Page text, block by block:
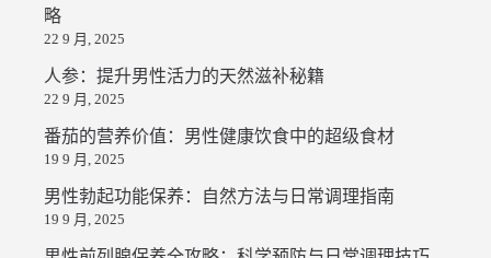
略
22 9 月, 2025
人参：提升男性活力的天然滋补秘籍
22 9 月, 2025
番茄的营养价值：男性健康饮食中的超级食材
19 9 月, 2025
男性勃起功能保养：自然方法与日常调理指南
19 9 月, 2025